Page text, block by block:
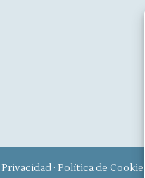
· Política de Cookies